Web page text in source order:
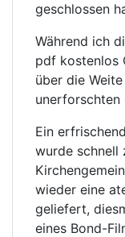
geschlossen
Während ich
pdf kostenlos
über die
unerforschten
Ein
wurde schnell
wieder eine
geliefert,
eines Bond-